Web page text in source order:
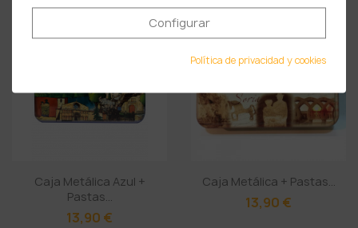
Caja Metálica Azul +
Pastas...
13,90 €
Caja Metálica + Pastas...
13,90 €
Configurar
Política de privacidad y cookies